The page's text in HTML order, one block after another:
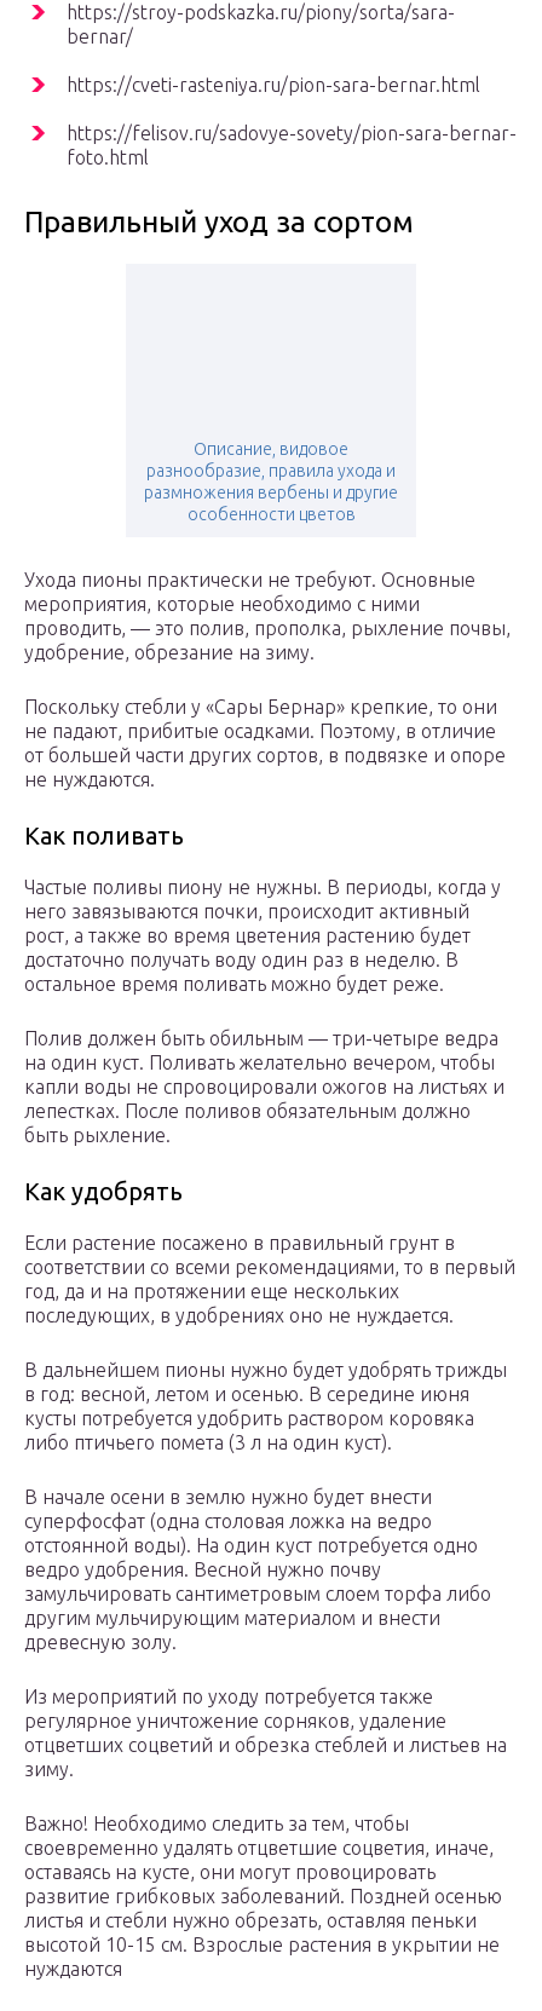
https://stroy-podskazka.ru/piony/sorta/sara-
bernar/
https://cveti-rasteniya.ru/pion-sara-bernar.html
https://felisov.ru/sadovye-sovety/pion-sara-bernar-
foto.html
Правильный уход за сортом
Описание, видовое
разнообразие, правила ухода и
размножения вербены и другие
особенности цветов
Ухода пионы практически не требуют. Основные
мероприятия, которые необходимо с ними
проводить, — это полив, прополка, рыхление почвы,
удобрение, обрезание на зиму.
Поскольку стебли у «Сары Бернар» крепкие, то они
не падают, прибитые осадками. Поэтому, в отличие
от большей части других сортов, в подвязке и опоре
не нуждаются.
Как поливать
Частые поливы пиону не нужны. В периоды, когда у
него завязываются почки, происходит активный
рост, а также во время цветения растению будет
достаточно получать воду один раз в неделю. В
остальное время поливать можно будет реже.
Полив должен быть обильным — три-четыре ведра
на один куст. Поливать желательно вечером, чтобы
капли воды не спровоцировали ожогов на листьях и
лепестках. После поливов обязательным должно
быть рыхление.
Как удобрять
Если растение посажено в правильный грунт в
соответствии со всеми рекомендациями, то в первый
год, да и на протяжении еще нескольких
последующих, в удобрениях оно не нуждается.
В дальнейшем пионы нужно будет удобрять трижды
в год: весной, летом и осенью. В середине июня
кусты потребуется удобрить раствором коровяка
либо птичьего помета (3 л на один куст).
В начале осени в землю нужно будет внести
суперфосфат (одна столовая ложка на ведро
отстоянной воды). На один куст потребуется одно
ведро удобрения. Весной нужно почву
замульчировать сантиметровым слоем торфа либо
другим мульчирующим материалом и внести
древесную золу.
Из мероприятий по уходу потребуется также
регулярное уничтожение сорняков, удаление
отцветших соцветий и обрезка стеблей и листьев на
зиму.
Важно! Необходимо следить за тем, чтобы
своевременно удалять отцветшие соцветия, иначе,
оставаясь на кусте, они могут провоцировать
развитие грибковых заболеваний. Поздней осенью
листья и стебли нужно обрезать, оставляя пеньки
высотой 10-15 см. Взрослые растения в укрытии не
нуждаются